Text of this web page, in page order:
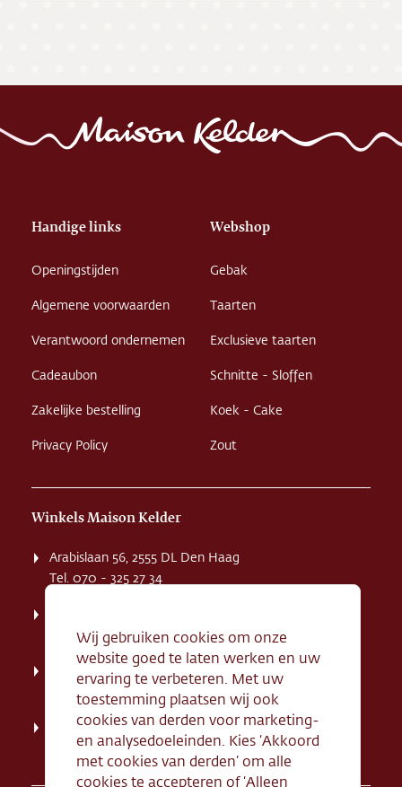
Handige links
Openingstijden
Algemene voorwaarden
Verantwoord ondernemen
Cadeaubon
Zakelijke bestelling
Privacy Policy
Webshop
Gebak
Taarten
Exclusieve taarten
Schnitte - Sloffen
Koek - Cake
Zout
Winkels Maison Kelder
Arabislaan 56, 2555 DL Den Haag
Tel. 070 - 325 27 34
Tel. 070 - 324 94 09
Kerkstraat 71, 2242 HD Wassenaar
Tel. 070 - 517 95 07
Dorpsstraat 134, 2712 AN Zoetermeer
Tel. 079 - 316 78 95
Wij gebruiken cookies om onze
website goed te laten werken en uw
ervaring te verbeteren. Met uw
toestemming plaatsen wij ook
cookies van derden voor marketing-
en analysedoeleinden. Kies ‘Akkoord
met cookies van derden’ om alle
cookies te accepteren of ‘Alleen